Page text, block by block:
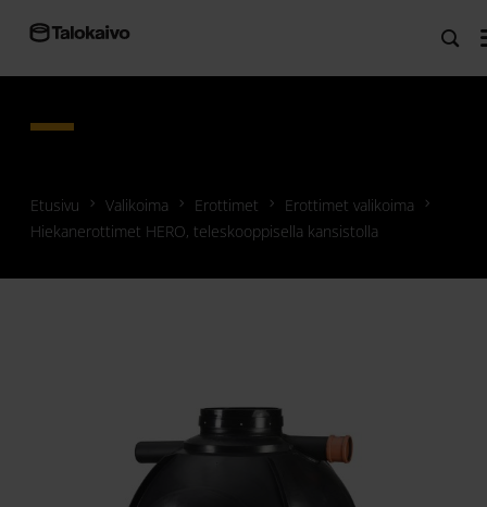
Etusivu Valikoima Erottimet
Erottimet valikoima
Hiekanerottimet HERO, teleskooppisella kansistolla